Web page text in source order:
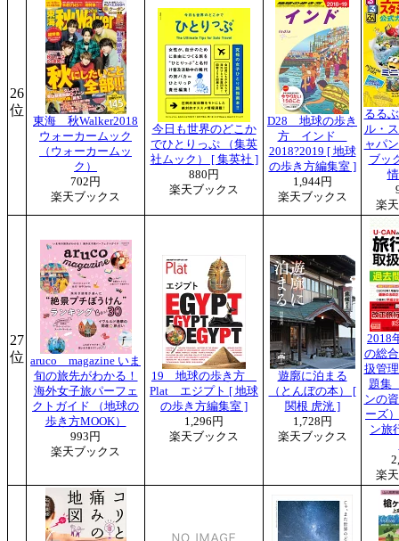
26
位
東海 秋Walker2018
ウォーカームック
（ウォーカームッ
ク）
702円
楽天ブックス
今日も世界のどこか
でひとりっぷ （集英
社ムック） [ 集英社 ]
880円
楽天ブックス
D28 地球の歩き
方 インド
2018?2019 [ 地球
の歩き方編集室 ]
1,944円
楽天ブックス
るる
ル・
ャパ
ブッ
楽
27
位 aruco magazine いま
旬の旅先がわかる！
海外女子旅パーフェ
クトガイド （地球の
歩き方MOOK）
993円
楽天ブックス
19 地球の歩き方
Plat エジプト [ 地球
の歩き方編集室 ]
1,296円
楽天ブックス
遊廓に泊まる
（とんぼの本） [
関根 虎洸 ]
1,728円
楽天ブックス
2018
の総
扱管
題集
ンの
ーズ
ン旅
楽